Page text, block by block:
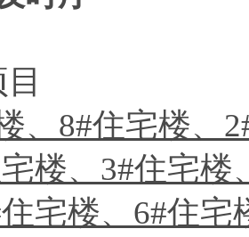
、8#住宅楼、
楼、3#住宅楼
宅楼、6#住